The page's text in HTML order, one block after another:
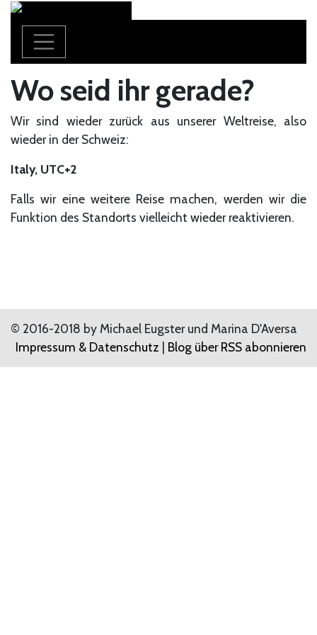
Wo seid ihr gerade?
Wir sind wieder zurück aus unserer Weltreise, also
wieder in der Schweiz:
Italy, UTC+2
Falls wir eine weitere Reise machen, werden wir die
Funktion des Standorts vielleicht wieder reaktivieren.
© 2016-2018 by Michael Eugster und Marina D'Aversa
Impressum & Datenschutz | Blog über RSS abonnieren